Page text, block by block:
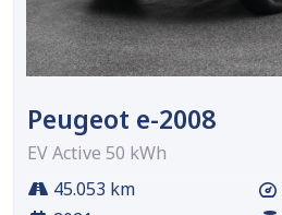
Peugeot e-2008
EV Active 50 kWh
45.053 km